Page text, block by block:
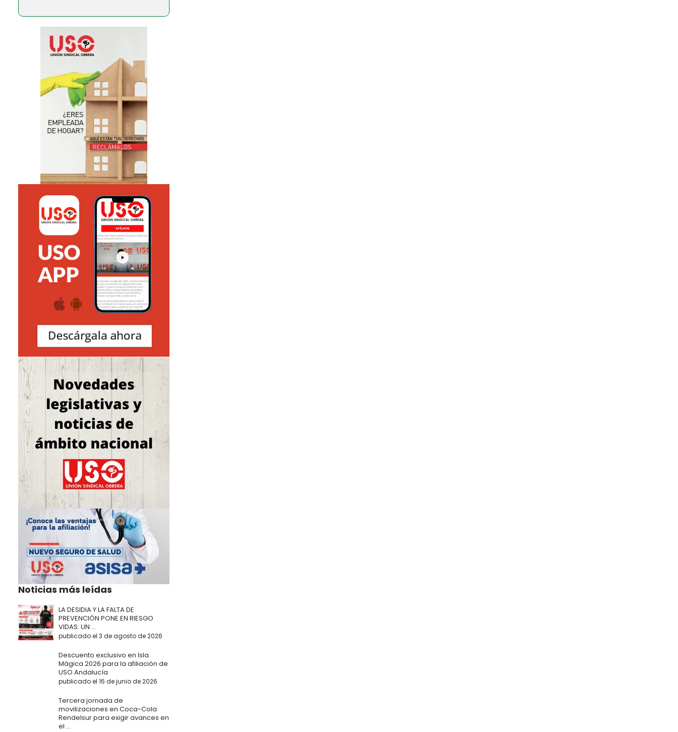
Noticias más leídas
LA DESIDIA Y LA FALTA DE
PREVENCIÓN PONE EN RIESGO
VIDAS: UN ...
publicado el 3 de agosto de 2026
Descuento exclusivo en Isla
Mágica 2026 para la afiliación de
USO Andalucía
publicado el 16 de junio de 2026
Tercera jornada de
movilizaciones en Coca-Cola
Rendelsur para exigir avances en
el ...